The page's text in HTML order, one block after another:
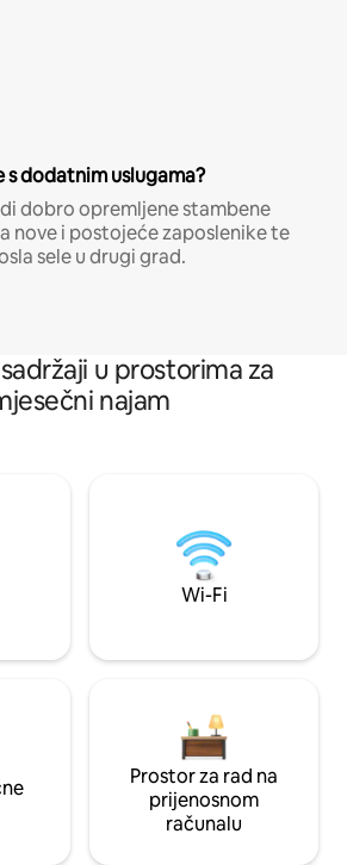
dodatnim uslugama?
dobro opremljene stambene
nove i postojeće zaposlenike te
sele u drugi grad.
u prostorima za
najam
Wi-Fi
Prostor za rad na
prijenosnom
računalu